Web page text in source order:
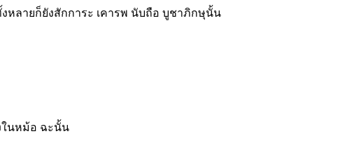
หลายก็ยังสักการะ เคารพ นับถือ บูชาภิกษุนั้น
ในหม้อ ฉะนั้น